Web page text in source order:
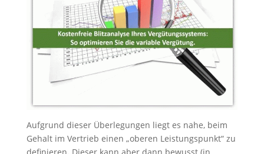
Aufgrund dieser Überlegungen liegt es nahe, beim
Gehalt im Vertrieb einen „oberen Leistungspunkt“ zu